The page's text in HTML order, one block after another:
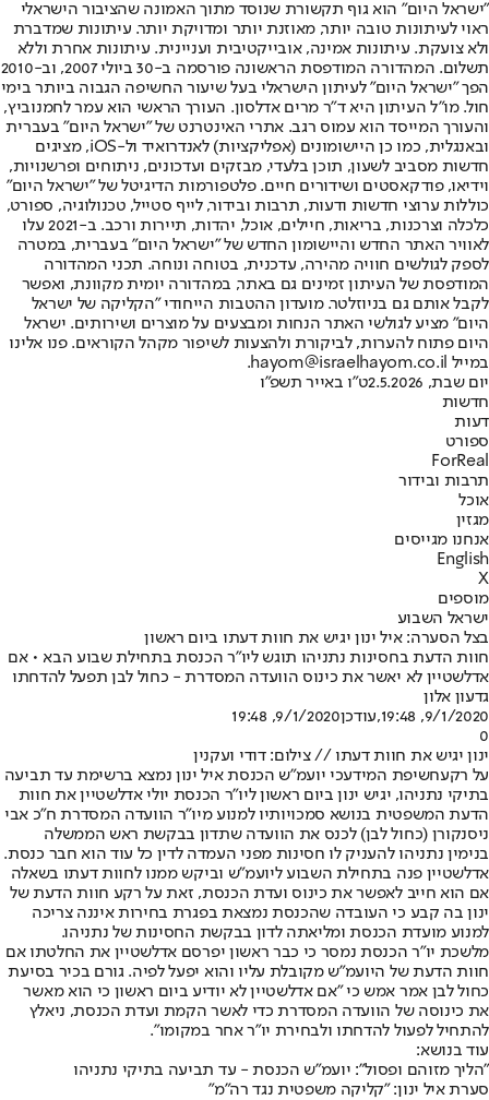
"ישראל היום" הוא גוף תקשורת שנוסד מתוך האמונה שהציבור הישראלי
ראוי לעיתונות טובה יותר, מאוזנת יותר ומדויקת יותר. עיתונות שמדברת
ולא צועקת. עיתונות אמינה, אובייקטיבית ועניינית. עיתונות אחרת וללא
תשלום. המהדורה המודפסת הראשונה פורסמה ב-30 ביולי 2007, וב-2010
הפך "ישראל היום" לעיתון הישראלי בעל שיעור החשיפה הגבוה ביותר בימי
חול. מו"ל העיתון היא ד"ר מרים אדלסון. העורך הראשי הוא עמר לחמנוביץ,
והעורך המייסד הוא עמוס רגב. אתרי האינטרנט של "ישראל היום" בעברית
ובאנגלית, כמו כן היישומונים (אפליקציות) לאנדרואיד ול-iOS, מציגים
חדשות מסביב לשעון, תוכן בלעדי, מבזקים ועדכונים, ניתוחים ופרשנויות,
וידיאו, פודקאסטים ושידורים חיים. פלטפורמות הדיגיטל של "ישראל היום"
כוללות ערוצי חדשות ודעות, תרבות ובידור, לייף סטייל, טכנולוגיה, ספורט,
כלכלה וצרכנות, בריאות, חיילים, אוכל, יהדות, תיירות ורכב. ב-2021 עלו
לאוויר האתר החדש והיישומון החדש של "ישראל היום" בעברית, במטרה
לספק לגולשים חוויה מהירה, עדכנית, בטוחה ונוחה. תכני המהדורה
המודפסת של העיתון זמינים גם באתר, במהדורה יומית מקוונת, ואפשר
לקבל אותם גם בניוזלטר. מועדון ההטבות הייחודי "הקליקה של ישראל
היום" מציע לגולשי האתר הנחות ומבצעים על מוצרים ושירותים. ישראל
היום פתוח להערות, לביקורת ולהצעות לשיפור מקהל הקוראים. פנו אלינו
במייל hayom@israelhayom.co.il.
יום שבת, 2.5.2026
ט"ו באייר תשפ"ו
חדשות
דעות
ספורט
ForReal
תרבות ובידור
אוכל
מגזין
אנחנו מגייסים
English
X
מוספים
ישראל השבוע
בצל הסערה: איל ינון יגיש את חוות דעתו ביום ראשון
חוות הדעת בחסינות נתניהו תוגש ליו"ר הכנסת בתחילת שבוע הבא • אם
אדלשטיין לא יאשר את כינוס הוועדה המסדרת - כחול לבן תפעל להדחתו
גדעון אלון
9/1/2020, 19:48
,עודכן9/1/2020, 19:48
0
ינון יגיש את חוות דעתו // צילום: דודי ועקנין
על רקעחשיפת המידעכי יועמ"ש הכנסת איל ינון נמצא ברשימת עד תביעה
בתיקי נתניהו, יגיש ינון ביום ראשון ליו"ר הכנסת יולי אדלשטיין את חוות
הדעת המשפטית בנושא סמכויותיו למנוע מיו"ר הוועדה המסדרת ח"כ אבי
ניסנקורן (כחול לבן) לכנס את הוועדה שתדון בבקשת ראש הממשלה
בנימין נתניהו להעניק לו חסינות מפני העמדה לדין כל עוד הוא חבר כנסת.
אדלשטיין פנה בתחילת השבוע ליועמ"ש וביקש ממנו לחוות דעתו בשאלה
אם הוא חייב לאפשר את כינוס ועדת הכנסת, זאת על רקע חוות הדעת של
ינון בה קבע כי העובדה שהכנסת נמצאת בפגרת בחירות איננה צריכה
למנוע מועדת הכנסת ומליאתה לדון בבקשת החסינות של נתניהו.
מלשכת יו"ר הכנסת נמסר כי כבר ראשון יפרסם אדלשטיין את החלטתו אם
חוות הדעת של היועמ"ש מקובלת עליו והוא יפעל לפיה. גורם בכיר בסיעת
כחול לבן אמר אמש כי "אם אדלשטיין לא יודיע ביום ראשון כי הוא מאשר
את כינוסה של הוועדה המסדרת כדי לאשר הקמת ועדת הכנסת, ניאלץ
להתחיל לפעול להדחתו ולבחירת יו"ר אחר במקומו".
עוד בנושא:
"הליך מזוהם ופסול": יועמ"ש הכנסת - עד תביעה בתיקי נתניהו
סערת איל ינון: "קליקה משפטית נגד רה"מ"